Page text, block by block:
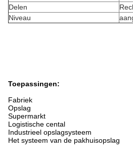
Delen
Niveau
Toepassingen:
Fabriek
Opslag
Supermarkt
Logistische cental
Industrieel opslagsysteem
Het systeem van de pakhuisopslag